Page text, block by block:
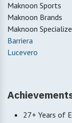
Maknoon Sports
Maknoon Brands
Maknoon
Barriera
Lucevero
27+ Years of